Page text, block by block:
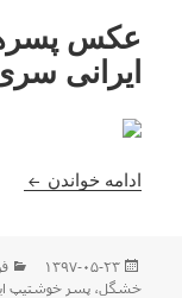
عکس
ایرانی سری ۱
ادامه خواندن عکس
ارسال
شده
۱۳۹۷-۰۵-۲۳
خشگل،پسر خوشتیپ